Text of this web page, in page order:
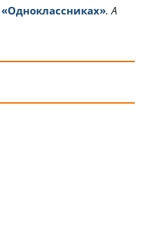
«Одноклассниках». А